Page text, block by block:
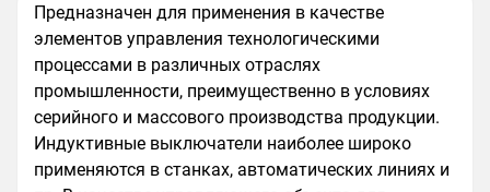
Предназначен для применения в качестве
элементов управления технологическими
процессами в различных отраслях
промышленности, преимущественно в условиях
серийного и массового производства продукции.
Индуктивные выключатели наиболее широко
применяются в станках, автоматических линиях и